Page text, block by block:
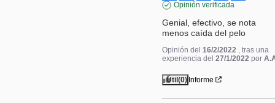
Opinión verificada
Genial, efectivo, se nota
menos caída del pelo
Opinión del 16/2/2022
, tras una
experiencia del27/1/2022 por
Útil(0) Informe